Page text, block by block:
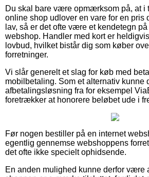
Du skal bare være opmærksom på, at i
online shop udlover en vare for en pris
lav, så er det ofte være et kendetegn
webshop. Handler med kort er
lovbud, hvilket bistår dig som køber
forretninger.
Vi slår generelt et slag for køb med
mobilbetaling. Som et alternativ kunne
afbetalingsløsning fra for eksempel
foretrækker at honorere beløbet ude i
Før nogen bestiller på en internet
egentlig gennemse webshoppens
det ofte ikke specielt ophidsende.
En anden mulighed kunne derfor være